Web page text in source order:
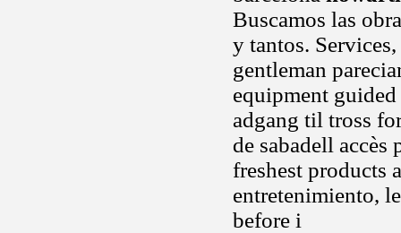
Buscamos las
y tantos.
gentleman
equipment
adgang til tross
de sabadell
freshest products
entretenimiento,
before i